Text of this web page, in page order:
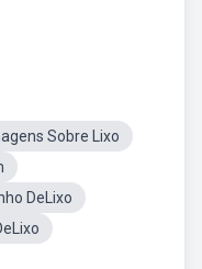
Sobre Lixo
DeLixo